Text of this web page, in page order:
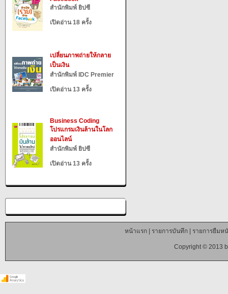
สำนักพิมพ์ ยิปซี
เปิดอ่าน 18 ครั้ง
เปลี่ยนภาพถ่ายให้กลาย
เป็นเงิน
สำนักพิมพ์ IDC Premier
เปิดอ่าน 13 ครั้ง
Business Coding
โปรแกรมเงินล้านในโลก
ออนไลน์
สำนักพิมพ์ ยิปซี
เปิดอ่าน 13 ครั้ง
หน้าแรก| รายการบันทึก| รายการยืมห
Copyright © 2013